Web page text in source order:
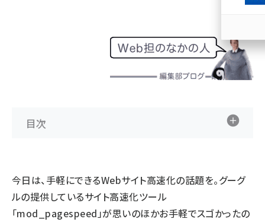
目次
今日は、手軽にできるWebサイト高速化の話題を。グーグ
ルの提供しているサイト高速化ツール
「mod_pagespeed」が思いのほかお手軽でスゴかったの